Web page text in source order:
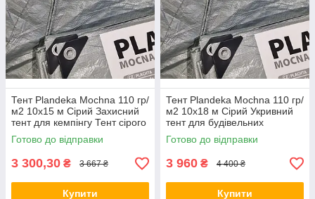
Тент Plandeka Мосhnа 110 гр/
м2 10х15 м Сірий Захисний
тент для кемпінгу Тент сірого
кольору для дачі
Готово до відправки
3 300,30 ₴ 3 667 ₴
Купити
Тент Plandeka Мосhnа 110 гр/
м2 10х18 м Сірий Укривний
тент для будівельних
матеріалів Тент для причепа
Готово до відправки
3 960 ₴ 4 400 ₴
Купити